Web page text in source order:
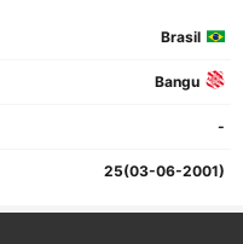
Brasil
Bangu
-
25(03-06-2001)